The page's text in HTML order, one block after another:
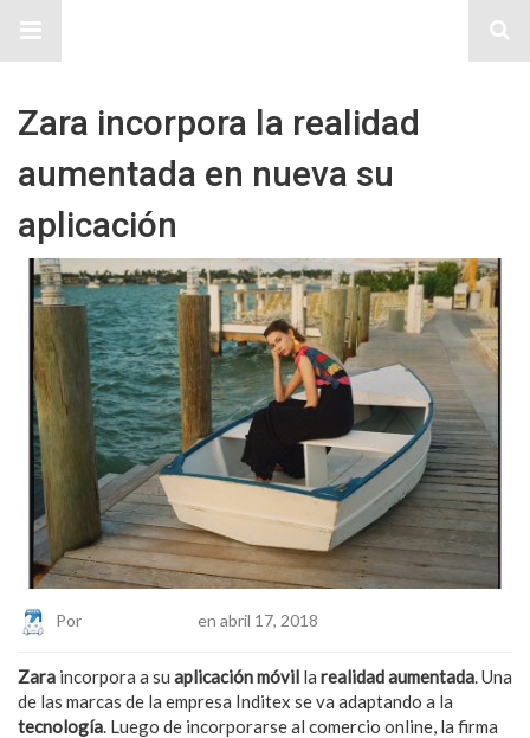
Zara incorpora la realidad
aumentada en nueva su
aplicación
Por en abril 17, 2018
Zara incorpora a su aplicación móvil la realidad aumentada. Una
de las marcas de la empresa Inditex se va adaptando a la
tecnología. Luego de incorporarse al comercio online, la firma